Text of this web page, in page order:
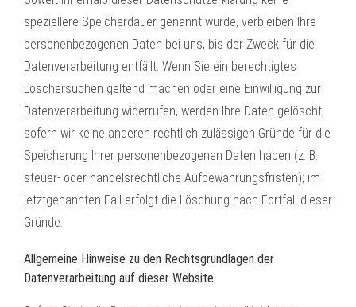
speziellere Speicherdauer genannt wurde, verbleiben Ihre
personenbezogenen Daten bei uns, bis der Zweck für die
Datenverarbeitung entfällt. Wenn Sie ein berechtigtes
Löschersuchen geltend machen oder eine Einwilligung zur
Datenverarbeitung widerrufen, werden Ihre Daten gelöscht,
sofern wir keine anderen rechtlich zulässigen Gründe für die
Speicherung Ihrer personenbezogenen Daten haben (z. B.
steuer- oder handelsrechtliche Aufbewahrungsfristen); im
letztgenannten Fall erfolgt die Löschung nach Fortfall dieser
Gründe.
Allgemeine Hinweise zu den Rechtsgrundlagen der
Datenverarbeitung auf dieser Website